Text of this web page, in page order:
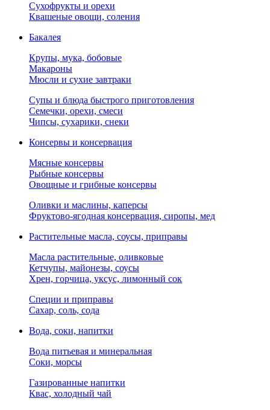
Сухофрукты и орехи
Квашеные овощи, соления
Бакалея
Крупы, мука, бобовые
Макароны
Мюсли и сухие завтраки
Супы и блюда быстрого приготовления
Семечки, орехи, смеси
Чипсы, сухарики, снеки
Консервы и консервация
Мясные консервы
Рыбные консервы
Овощные и грибные консервы
Оливки и маслины, каперсы
Фруктово-ягодная консервация, сиропы, мед
Растительные масла, соусы, приправы
Масла растительные, оливковые
Кетчупы, майонезы, соусы
Хрен, горчица, уксус, лимонный сок
Специи и приправы
Сахар, соль, сода
Вода, соки, напитки
Вода питьевая и минеральная
Соки, морсы
Газированные напитки
Квас, холодный чай